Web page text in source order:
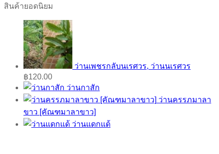
สินค้ายอดนิยม
ว่านเพชรกลับนเรศวร, ว่านนเรศวร
฿120.00
ว่านกาสัก
ว่านครรภมาลา
ขาว [คัณฑมาลาขาว]
ว่านแดกแด้